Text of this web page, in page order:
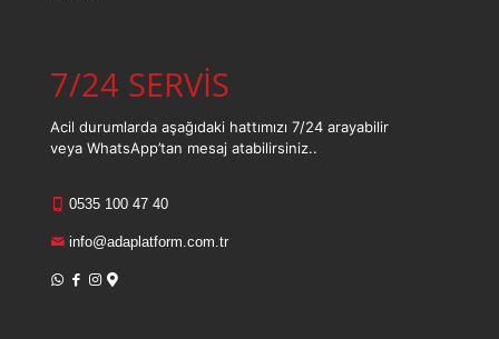
7/24 SERVİS
Acil durumlarda aşağıdaki hattımızı 7/24 arayabilir
veya WhatsApp’tan mesaj atabilirsiniz..
0535 100 47 40
info@adaplatform.com.tr